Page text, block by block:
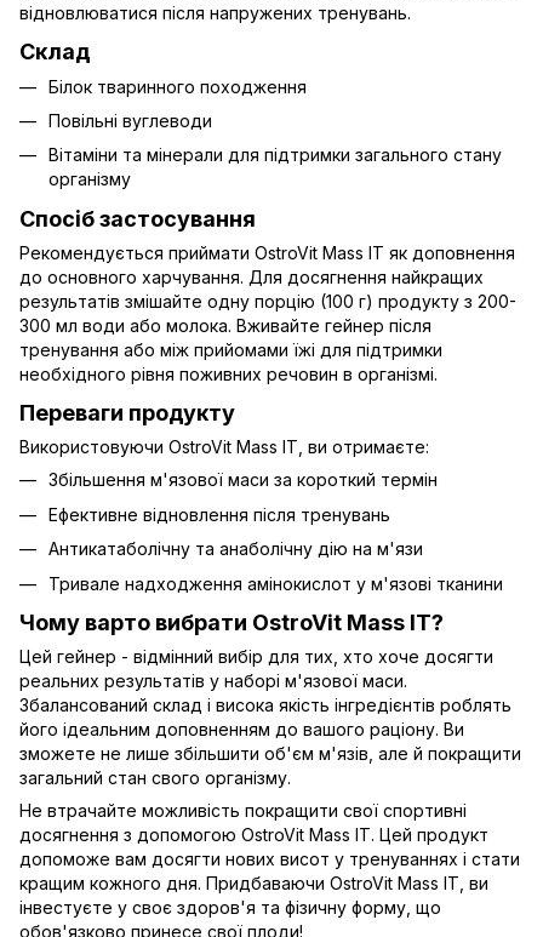
відновлюватися після напружених тренувань.
Склад
Білок тваринного походження
Повільні вуглеводи
Вітаміни та мінерали для підтримки загального стану
організму
Спосіб застосування
Рекомендується приймати OstroVit Mass IT як доповнення
до основного харчування. Для досягнення найкращих
результатів змішайте одну порцію (100 г) продукту з 200-
300 мл води або молока. Вживайте гейнер після
тренування або між прийомами їжі для підтримки
необхідного рівня поживних речовин в організмі.
Переваги продукту
Використовуючи OstroVit Mass IT, ви отримаєте:
Збільшення м'язової маси за короткий термін
Ефективне відновлення після тренувань
Антикатаболічну та анаболічну дію на м'язи
Тривале надходження амінокислот у м'язові тканини
Чому варто вибрати OstroVit Mass IT?
Цей гейнер - відмінний вибір для тих, хто хоче досягти
реальних результатів у наборі м'язової маси.
Збалансований склад і висока якість інгредієнтів роблять
його ідеальним доповненням до вашого раціону. Ви
зможете не лише збільшити об'єм м'язів, але й покращити
загальний стан свого організму.
Не втрачайте можливість покращити свої спортивні
досягнення з допомогою OstroVit Mass IT. Цей продукт
допоможе вам досягти нових висот у тренуваннях і стати
кращим кожного дня. Придбаваючи OstroVit Mass IT, ви
інвестуєте у своє здоров'я та фізичну форму, що
обов'язково принесе свої плоди!